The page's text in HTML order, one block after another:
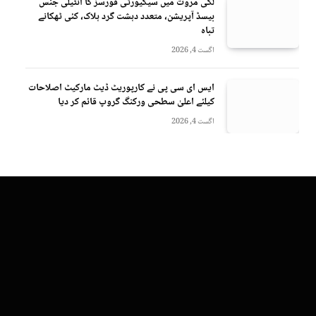
بیسڈ آپریشن، متعدد دہشت گرد ہلاک، کئی ٹھکانے
تباہ
اگست 4, 2026
ایس ای سی پی نے کارپوریٹ ڈیٹ مارکیٹ اصلاحات
کیلئے اعلیٰ سطحی ورکنگ گروپ قائم کر دیا
اگست 4, 2026